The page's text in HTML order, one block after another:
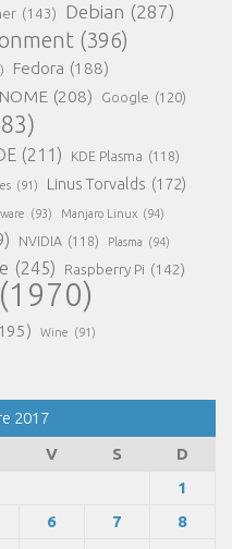
(143) Debian (287)
(396)
Fedora (188)
(208) Google (120)
(211) KDE Plasma (118)
(91) Linus Torvalds (172)
(93) Manjaro Linux (94)
NVIDIA (118) Plasma (94)
(245) Raspberry Pi (142)
(1970)
Wine (91)
2017
V S
D
1
6 7
8